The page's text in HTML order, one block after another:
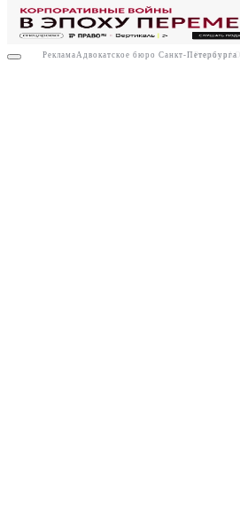
Реклама
Реклама Адвокатское бюро Санкт-